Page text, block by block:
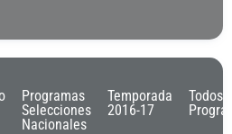
Programas
Selecciones
Nacionales
Temporada
2016-17
Todos